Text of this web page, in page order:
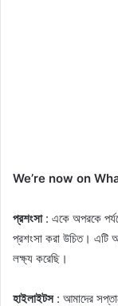
We’re now on
প্রশংসা: একে অপরকে
প্রশংসা করা উচিত। এটি
লক্ষ্য করেছি।
হাইলাইটস: আমাদের